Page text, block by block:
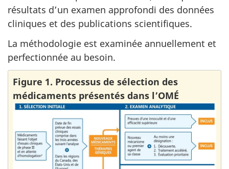
résultats d’un examen approfondi des données
cliniques et des publications scientifiques.
La méthodologie est examinée annuellement et
perfectionnée au besoin.
Figure 1. Processus de sélection des
médicaments présentés dans l’OMÉ